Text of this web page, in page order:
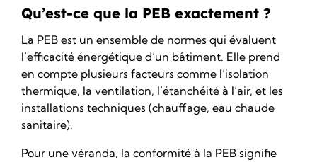
Qu’est-ce que la PEB exactement ?
La PEB est un ensemble de normes qui évaluent
l’efficacité énergétique d’un bâtiment. Elle prend
en compte plusieurs facteurs comme l’isolation
thermique, la ventilation, l’étanchéité à l’air, et les
installations techniques (chauffage, eau chaude
sanitaire).
Pour une véranda, la conformité à la PEB signifie